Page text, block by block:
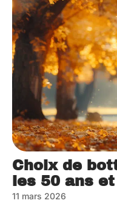
Choix de
les 50 ans
11 mars 2026